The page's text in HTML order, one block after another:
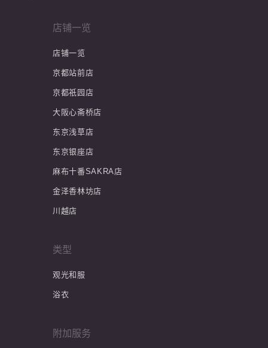
店铺一览
店铺一览
京都站前店
京都祇园店
大阪心斋桥店
东京浅草店
东京银座店
麻布十番SAKRA店
金泽香林坊店
川越店
类型
观光和服
浴衣
附加服务